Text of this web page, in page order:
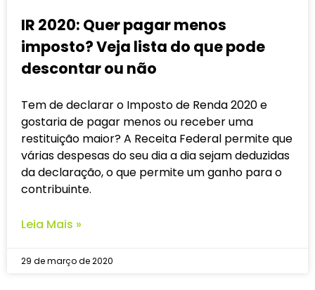
IR 2020: Quer pagar menos
imposto? Veja lista do que pode
descontar ou não
Tem de declarar o Imposto de Renda 2020 e
gostaria de pagar menos ou receber uma
restituição maior? A Receita Federal permite que
várias despesas do seu dia a dia sejam deduzidas
da declaração, o que permite um ganho para o
contribuinte.
Leia Mais »
29 de março de 2020